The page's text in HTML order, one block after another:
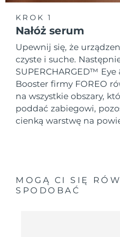
KROK 1
Nałóż serum
Upewnij się, że
czyste i suche.
SUPERCHARGED™
Booster firmy FOREO
na wszystkie obszary,
poddać zabiegowi,
cienką warstwę na
MOGĄ CI SIĘ
SPODOBAĆ